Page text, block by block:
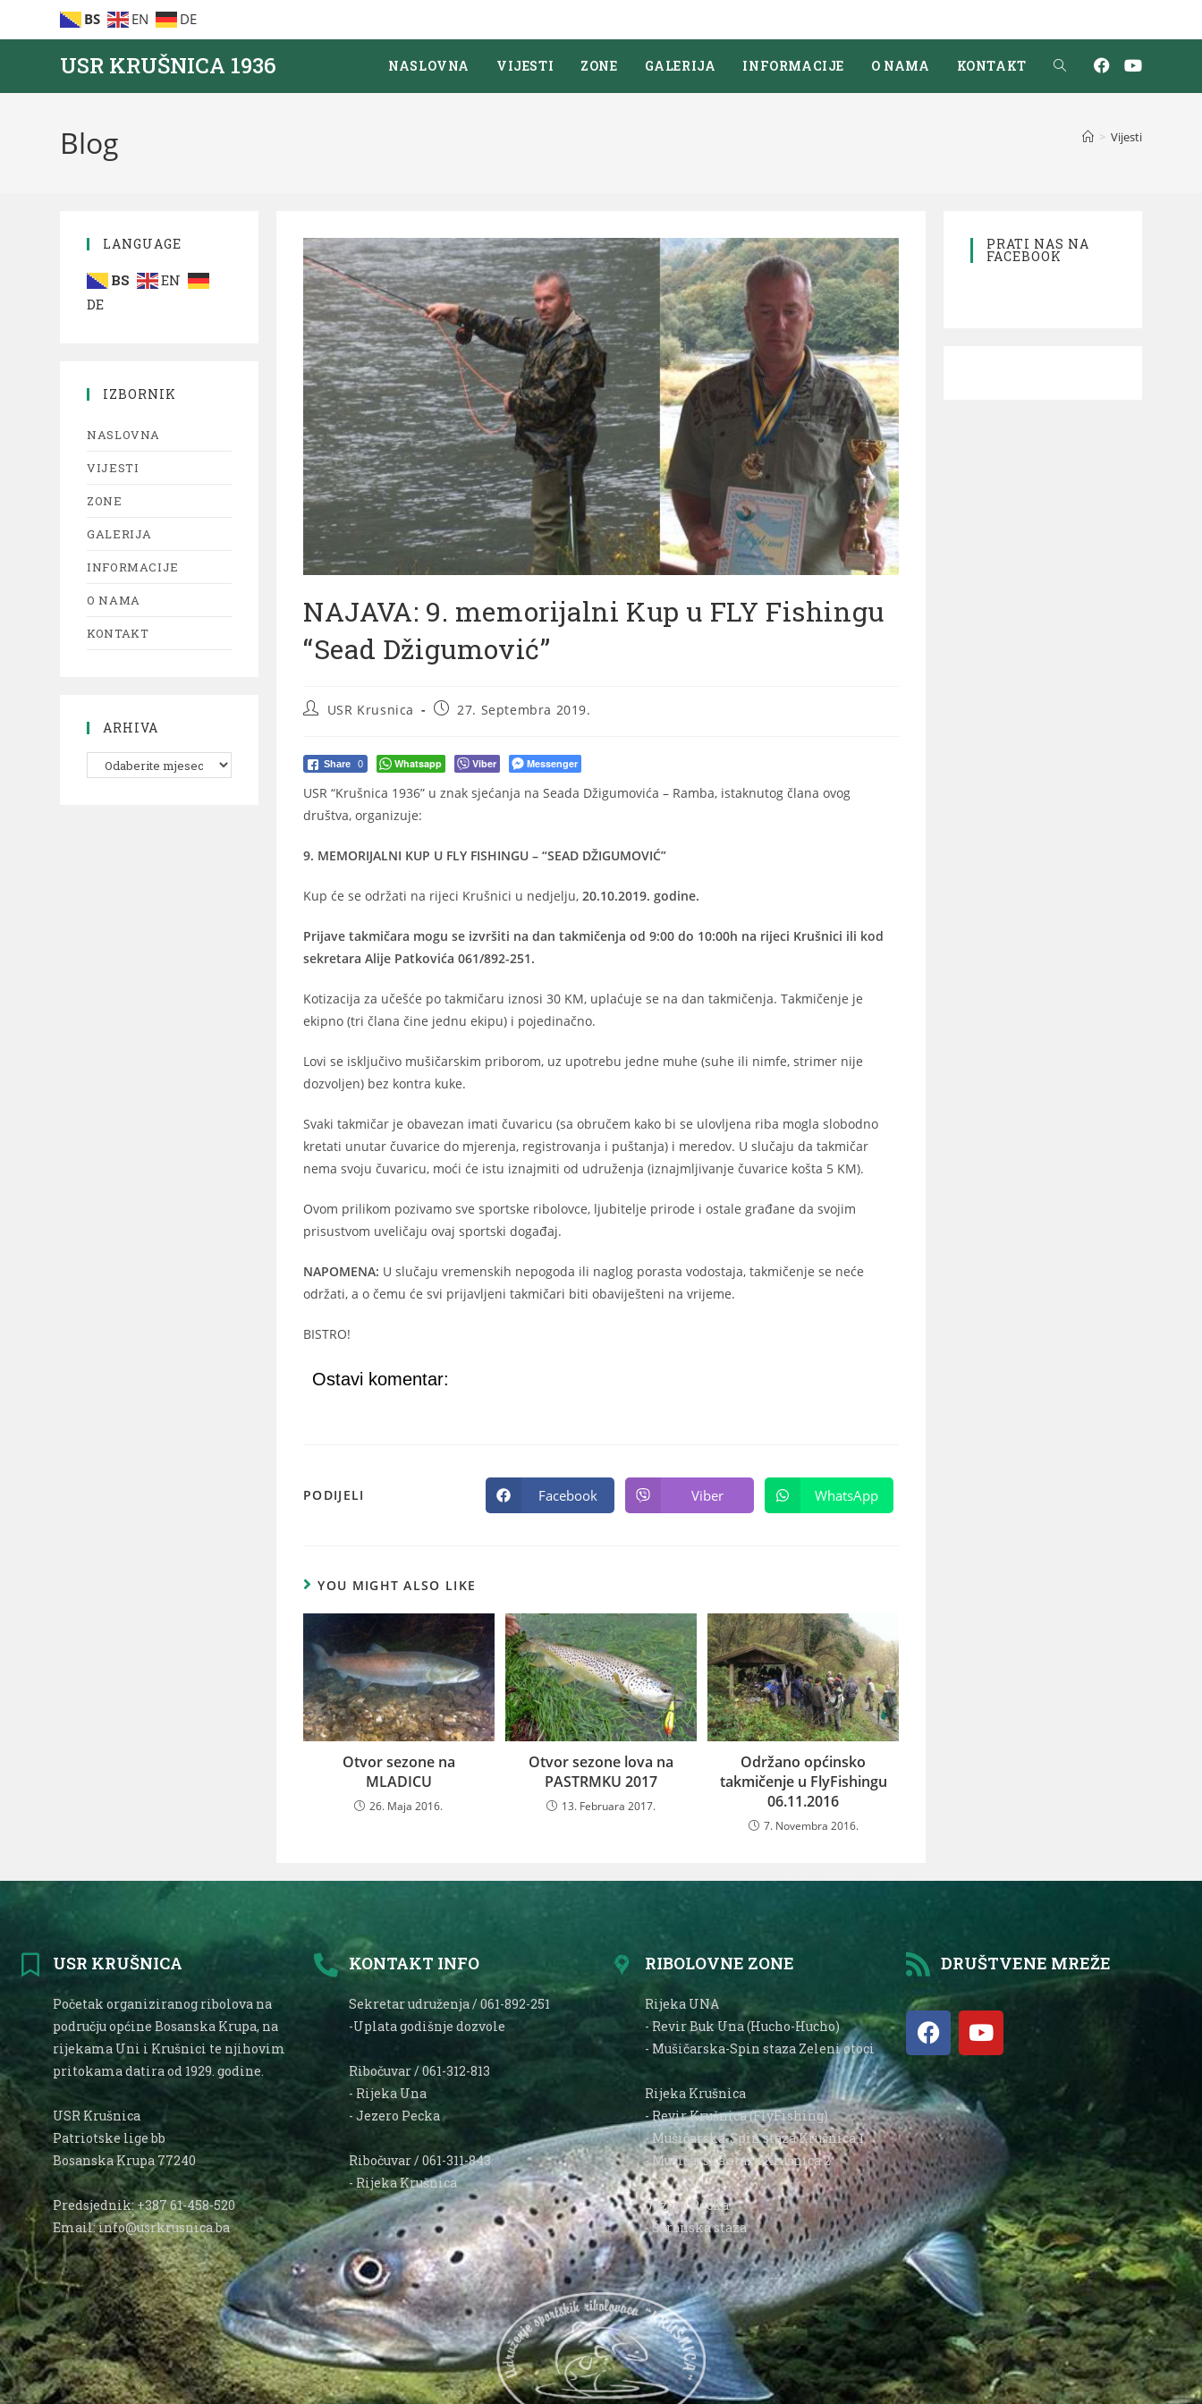
BS EN DE
USR KRUŠNICA 1936 NASLOVNA VIJESTI ZONE GALERIJA INFORMACIJE O NAMA KONTAKT
Blog > Vijesti
NAJAVA: 9. memorijalni Kup u FLY Fishingu
“Sead Džigumović”
USR Krusnica 27. Septembra 2019.
Share 0 Whatsapp Viber Messenger
USR “Krušnica 1936” u znak sjećanja na Seada Džigumovića – Ramba, istaknutog člana ovog
društva, organizuje:
9. MEMORIJALNI KUP U FLY FISHINGU – “SEAD DŽIGUMOVIĆ”
Kup će se održati na rijeci Krušnici u nedjelju,20.10.2019. godine.
Prijave takmičara mogu se izvršiti na dan takmičenja od 9:00 do 10:00h na rijeci Krušnici ili kod
sekretara Alije Patkovića 061/892-251.
Kotizacija za učešće po takmičaru iznosi 30 KM, uplaćuje se na dan takmičenja. Takmičenje je
ekipno (tri člana čine jednu ekipu) i pojedinačno.
Lovi se isključivo mušičarskim priborom, uz upotrebu jedne muhe (suhe ili nimfe, strimer nije
dozvoljen) bez kontra kuke.
Svaki takmičar je obavezan imati čuvaricu (sa obručem kako bi se ulovljena riba mogla slobodno
kretati unutar čuvarice do mjerenja, registrovanja i puštanja) i meredov. U slučaju da takmičar
nema svoju čuvaricu, moći će istu iznajmiti od udruženja (iznajmljivanje čuvarice košta 5 KM).
Ovom prilikom pozivamo sve sportske ribolovce, ljubitelje prirode i ostale građane da svojim
prisustvom uveličaju ovaj sportski događaj.
NAPOMENA: U slučaju vremenskih nepogoda ili naglog porasta vodostaja, takmičenje se neće
održati, a o čemu će svi prijavljeni takmičari biti obaviješteni na vrijeme.
BISTRO!
Ostavi komentar:
PODIJELI Facebook Viber WhatsApp
YOU MIGHT ALSO LIKE
Otvor sezone na
MLADICU
26. Maja 2016.
Otvor sezone lova na
PASTRMKU 2017
13. Februara 2017.
Održano općinsko
takmičenje u FlyFishingu
06.11.2016
7. Novembra 2016.
LANGUAGE
BS
EN
DE
IZBORNIK
NASLOVNA
VIJESTI
ZONE
GALERIJA
INFORMACIJE
O NAMA
KONTAKT
ARHIVA
PRATI NAS NA
FACEBOOK
USR KRUŠNICA
Početak organiziranog ribolova na
području općine Bosanska Krupa, na
rijekama Uni i Krušnici te njihovim
pritokama datira od 1929. godine.
USR Krušnica
Patriotske lige bb
Bosanska Krupa 77240
Predsjednik: +387 61-458-520
Email: info@usrkrusnica.ba
KONTAKT INFO
Sekretar udruženja / 061-892-251
-Uplata godišnje dozvole
Ribočuvar / 061-312-813
- Rijeka Una
- Jezero Pecka
Ribočuvar / 061-311-843
- Rijeka Krušnica
RIBOLOVNE ZONE
Rijeka UNA
- Revir Buk Una (Hucho-Hucho)
- Mušičarska-Spin staza Zeleni otoci
Rijeka Krušnica
- Revir Krušnica (FlyFishing)
- Mušičarska-Spin staza Krušnica 1
- Mušičarska staza Krušnica 2
Jezero Pecka
- Šaranska staza
DRUŠTVENE MREŽE